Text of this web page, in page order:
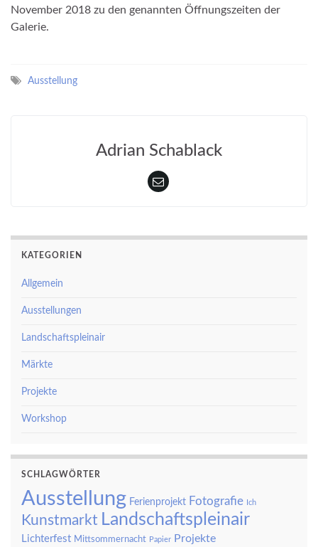
November 2018 zu den genannten Öffnungszeiten der
Galerie.
Ausstellung
Adrian Schablack
KATEGORIEN
Allgemein
Ausstellungen
Landschaftspleinair
Märkte
Projekte
Workshop
SCHLAGWÖRTER
Ausstellung Ferienprojekt Fotografie Ich
Kunstmarkt Landschaftspleinair
Lichterfest Mittsommernacht Papier Projekte